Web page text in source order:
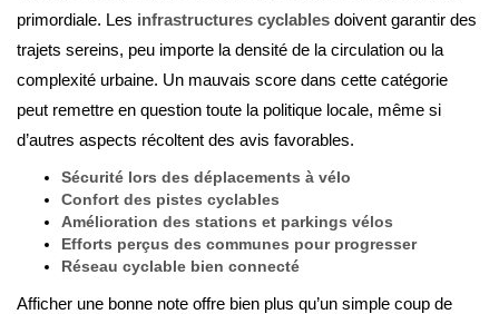
primordiale. Les infrastructures cyclables doivent garantir des
trajets sereins, peu importe la densité de la circulation ou la
complexité urbaine. Un mauvais score dans cette catégorie
peut remettre en question toute la politique locale, même si
d’autres aspects récoltent des avis favorables.
Sécurité lors des déplacements à vélo
Confort des pistes cyclables
Amélioration des stations et parkings vélos
Efforts perçus des communes pour progresser
Réseau cyclable bien connecté
Afficher une bonne note offre bien plus qu’un simple coup de